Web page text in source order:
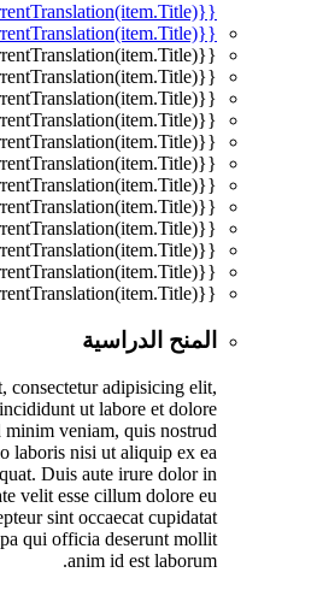
{{mmc.getCurrentTranslation(item.Title)}}
{{mmc.getCurrentTranslation(item.Title)}}
{{mmc.getCurrentTranslation(item.Title)}}
{{mmc.getCurrentTranslation(item.Title)}}
{{mmc.getCurrentTranslation(item.Title)}}
{{mmc.getCurrentTranslation(item.Title)}}
{{mmc.getCurrentTranslation(item.Title)}}
{{mmc.getCurrentTranslation(item.Title)}}
{{mmc.getCurrentTranslation(item.Title)}}
{{mmc.getCurrentTranslation(item.Title)}}
{{mmc.getCurrentTranslation(item.Title)}}
{{mmc.getCurrentTranslation(item.Title)}}
{{mmc.getCurrentTranslation(item.Title)}}
{{mmc.getCurrentTranslation(item.Title)}}
المنح الدراسية
consectetur adipisicing elit,
ut labore et dolore
veniam, quis nostrud
laboris nisi ut aliquip ex ea
Duis aute irure dolor in
velit esse cillum dolore eu
sint occaecat cupidatat
qui officia deserunt mollit
anim id est laborum.